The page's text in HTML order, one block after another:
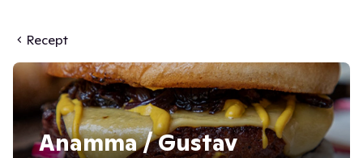
Recept
Anamma / Gustav